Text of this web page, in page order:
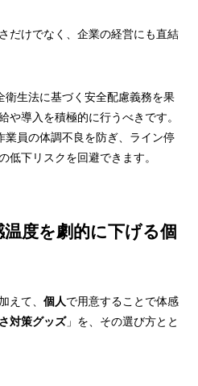
だけでなく、企業の経営にも直結
衛生法に基づく安全配慮義務を果
や導入を積極的に行うべきです。
業員の体調不良を防ぎ、ライン停
低下リスクを回避できます。
度を劇的に下げる個
えて、 個人で用意することで体感
対策グッズ」を、その選び方とと